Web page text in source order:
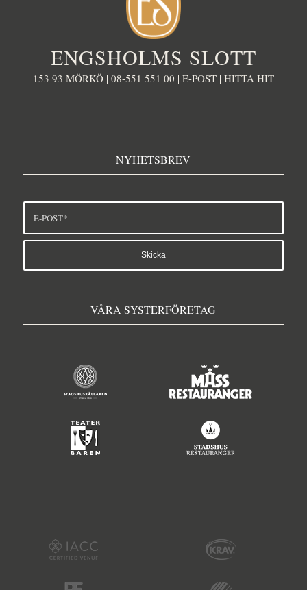
ENGSHOLMS SLOTT
153 93 MÖRKÖ | 08-551 551 00 | E-POST| HITTA HIT
VÅRA SYSTERFÖRETAG
NYHETSBREV